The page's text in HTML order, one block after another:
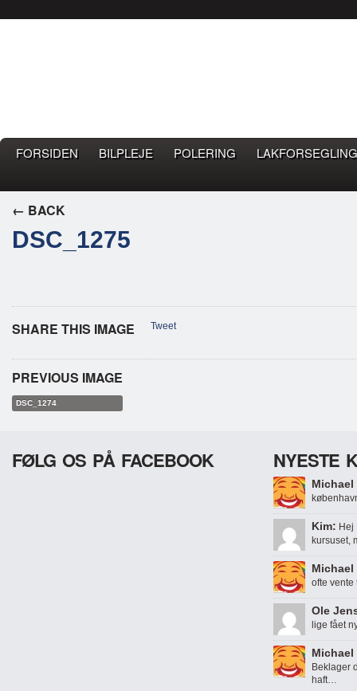
FORSIDEN BILPLEJE POLERING
← BACK
DSC_1275
SHARE THIS IMAGE Tweet
PREVIOUS IMAGE
DSC_1274
FØLG OS PÅ FACEBOOK NYESTE
Michael
Kim: Hej
kursuset,
Michael
ofte
Ole
lige fået
Michael
Beklager
haft…